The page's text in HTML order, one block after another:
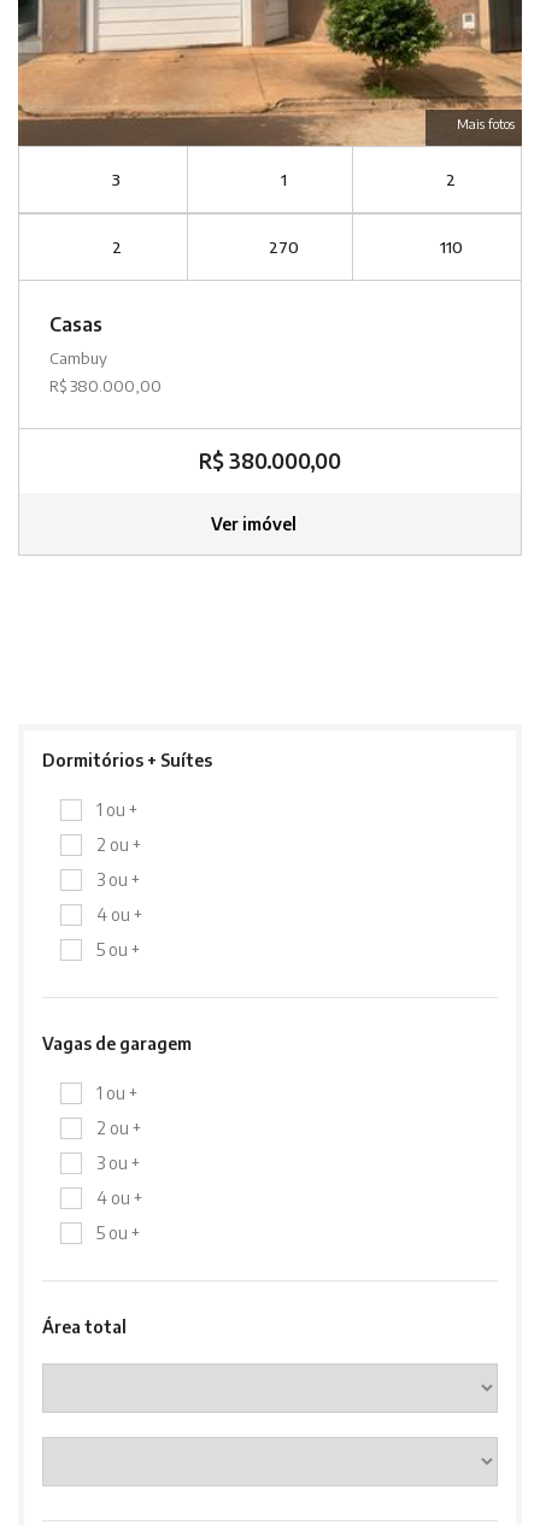
Mais fotos
3 1 2
2 270 110
Casas
Cambuy
R$ 380.000,00
R$ 380.000,00
Ver imóvel
Dormitórios + Suítes
1 ou +
2 ou +
3 ou +
4 ou +
5 ou +
Vagas de garagem
1 ou +
2 ou +
3 ou +
4 ou +
5 ou +
Área total